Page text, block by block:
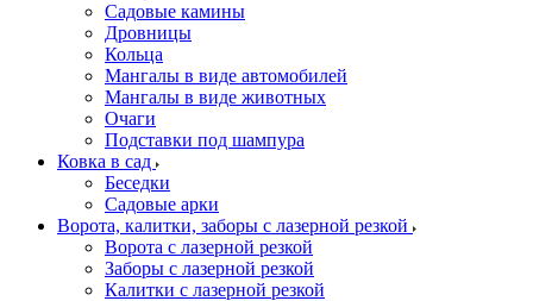
Садовые камины
Дровницы
Кольца
Мангалы в виде автомобилей
Мангалы в виде животных
Очаги
Подставки под шампура
Ковка в сад
Беседки
Садовые арки
Ворота, калитки, заборы с лазерной резкой
Ворота с лазерной резкой
Заборы с лазерной резкой
Калитки с лазерной резкой